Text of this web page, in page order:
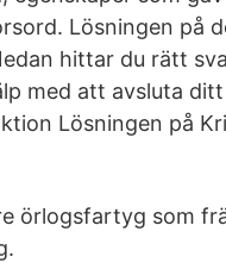
Lösningen på
hittar du rätt
med att avsluta
Lösningen på
örlogsfartyg som